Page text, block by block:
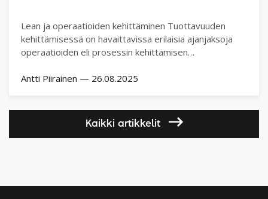
Lean ja operaatioiden kehittäminen Tuottavuuden
kehittämisessä on havaittavissa erilaisia ajanjaksoja
operaatioiden eli prosessin kehittämisen
Antti Piirainen — 26.08.2025
Kaikki artikkelit